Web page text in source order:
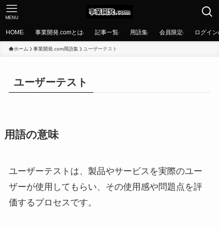
MENU
HOME 事業開発.comとは 記事一覧 用語集 会員限定 ログイ
ホーム 事業開発.com用語集 ユーザーテスト
ユーザーテスト
用語の意味
ユーザーテストは、製品やサービスを実際のユー
ザーが使用してもらい、その使用感や問題点を評
価するプロセスです。